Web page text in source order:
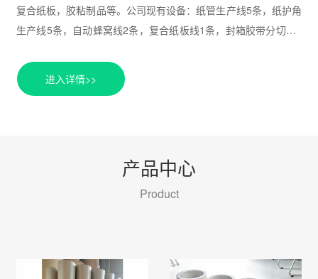
复合纸板，胶粘制品等。公司现有设备：纸管生产线5条，纸护角
生产线5条，自动蜂窝线2条，复合纸板线1条，封箱胶带分切机2
家，年销售收入5000余万元。公司现已通过ISO9001、
ISO18001、ISO14001三体系认证。公司有着多年的生产经验,一
包装行业中拥有良好的口碑,卓1越的技术是产品质量的保证,完善
的服务是我们共同发展的基础,我们愿以优良的技术/优l质的产品/
进入详情>>
产品中心
Product